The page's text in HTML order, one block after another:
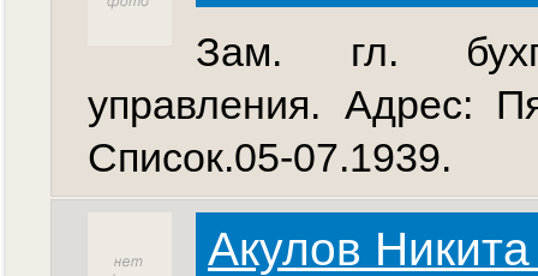
Зам. гл.
управления. Адрес:
Список.05-07.1939.
Акулов